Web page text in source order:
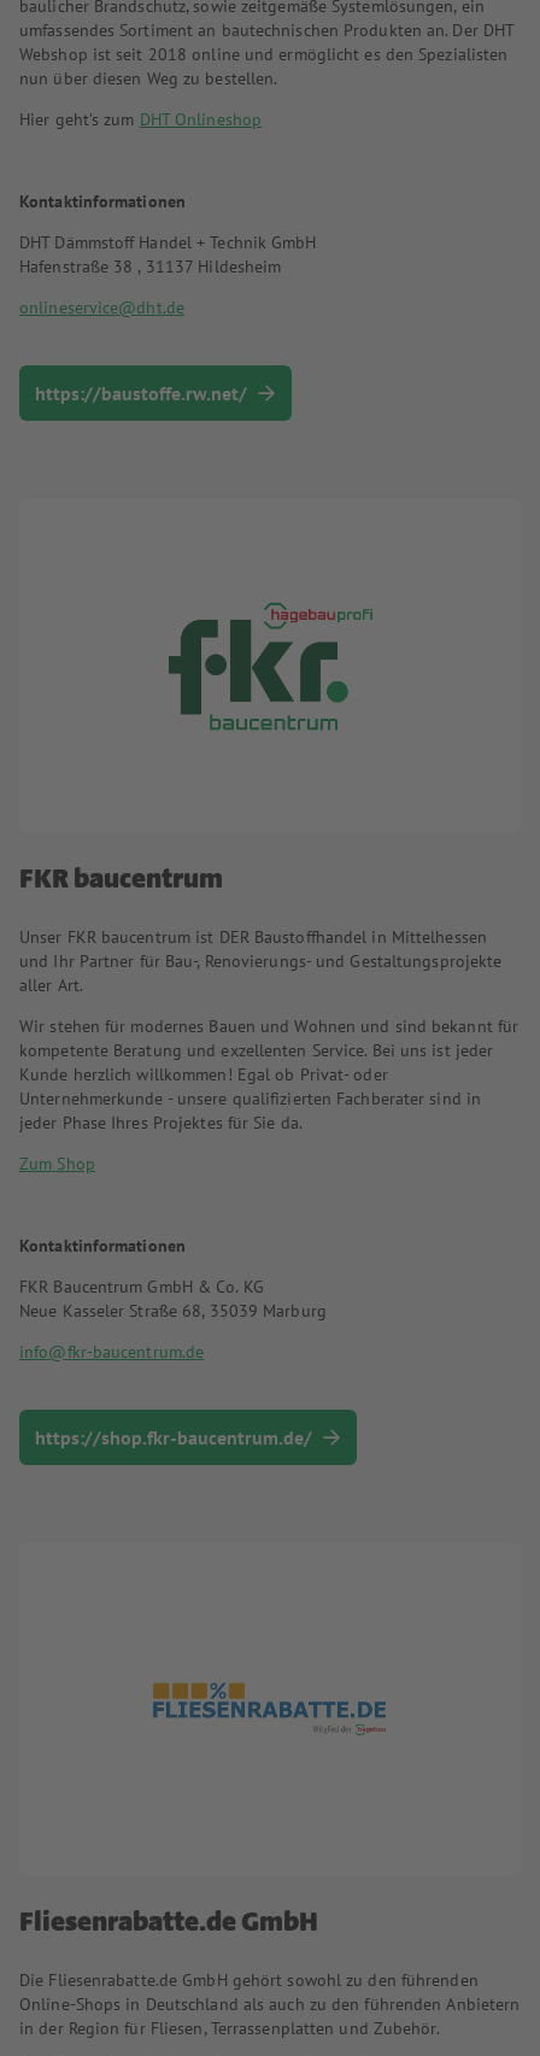
baulicher Brandschutz, sowie zeitgemäße Systemlösungen, ein
umfassendes Sortiment an bautechnischen Produkten an. Der DHT
Webshop ist seit 2018 online und ermöglicht es den Spezialisten
nun über diesen Weg zu bestellen.
Hier geht’s zum DHT Onlineshop
Kontaktinformationen
DHT Dämmstoff Handel + Technik GmbH
Hafenstraße 38 , 31137 Hildesheim
onlineservice@dht.de
https://baustoffe.rw.net/
FKR baucentrum
Unser FKR baucentrum ist DER Baustoffhandel in Mittelhessen
und Ihr Partner für Bau-, Renovierungs- und Gestaltungsprojekte
aller Art.
Wir stehen für modernes Bauen und Wohnen und sind bekannt für
kompetente Beratung und exzellenten Service. Bei uns ist jeder
Kunde herzlich willkommen! Egal ob Privat- oder
Unternehmerkunde - unsere qualifizierten Fachberater sind in
jeder Phase Ihres Projektes für Sie da.
Zum Shop
Kontaktinformationen
FKR Baucentrum GmbH & Co. KG
Neue Kasseler Straße 68, 35039 Marburg
info@fkr-baucentrum.de
https://shop.fkr-baucentrum.de/
Fliesenrabatte.de GmbH
Die Fliesenrabatte.de GmbH gehört sowohl zu den führenden
Online-Shops in Deutschland als auch zu den führenden Anbietern
in der Region für Fliesen, Terrassenplatten und Zubehör.